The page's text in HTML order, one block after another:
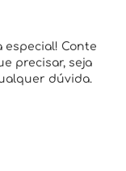
Conte
precisar, seja
dúvida.